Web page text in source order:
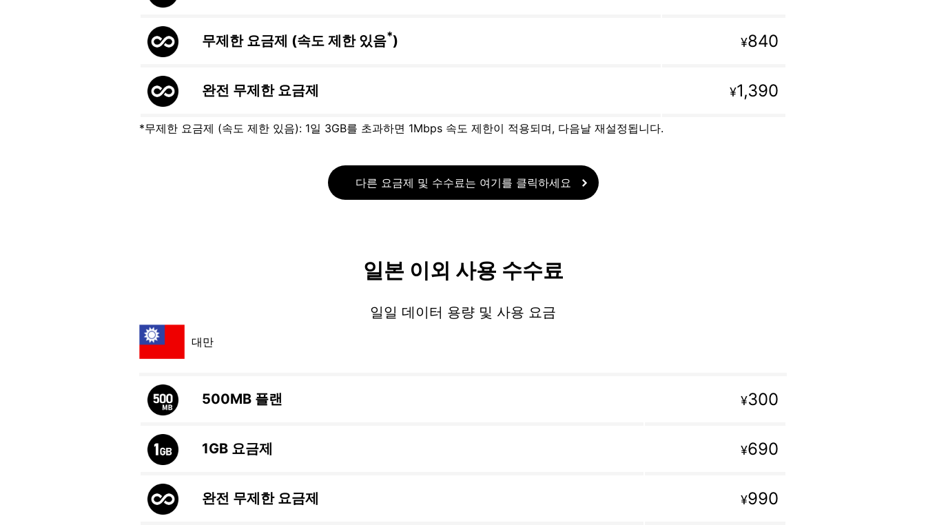
무제한 요금제 (속도 제한 있음*) ¥840
완전 무제한 요금제 ¥1,390
*무제한 요금제 (속도 제한 있음): 1일 3GB를 초과하면 1Mbps 속도 제한이 적용되며, 다음날 재설정됩니다.
다른 요금제 및 수수료는 여기를 클릭하세요
일본 이외 사용 수수료
일일 데이터 용량 및 사용 요금
대만
500MB 플랜 ¥300
1GB 요금제 ¥690
완전 무제한 요금제 ¥990